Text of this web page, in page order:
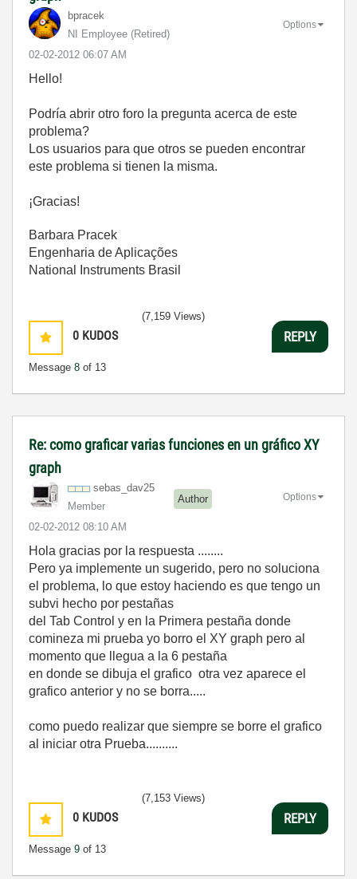
bpracek
NI Employee (retired)
‎02-02-2012 06:07 AM
Options
Hello!
Podría abrir otro foro la pregunta acerca de este
problema?
Los usuarios para que otros se pueden encontrar
este problema si tienen la misma.
¡Gracias!
Barbara Pracek
Engenharia de Aplicações
National Instruments Brasil
0 KUDOS
Message 8 of 13
(7,159 Views)
REPLY
Re: como graficar varias funciones en un gráfico XY
graph
sebas_dav25
Member
Author
‎02-02-2012 08:10 AM
Options
Hola gracias por la respuesta ........
Pero ya implemente un sugerido, pero no soluciona
el problema, lo que estoy haciendo es que tengo un
subvi hecho por pestañas
del Tab Control y en la Primera pestaña donde
comineza mi prueba yo borro el XY graph pero al
momento que llegua a la 6 pestaña
en donde se dibuja el grafico otra vez aparece el
grafico anterior y no se borra.....
como puedo realizar que siempre se borre el grafico
al iniciar otra Prueba..........
0 KUDOS
Message 9 of 13
(7,153 Views)
REPLY